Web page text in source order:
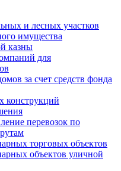
и лесных участков
имущества
казны
для
за счет средств фонда
конструкций
перевозок по
торговых объектов
объектов уличной